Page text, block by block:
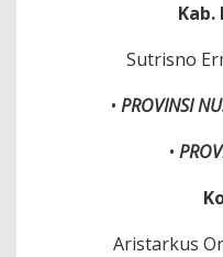
Kab.
Sutrisno
• PROVINSI
•
Aristarkus